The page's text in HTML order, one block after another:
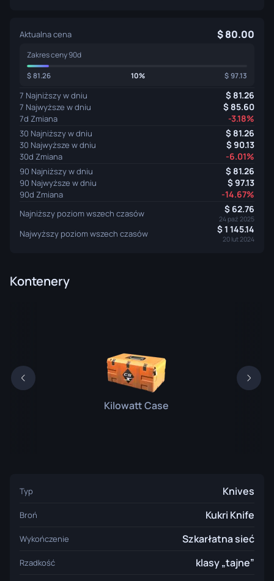
Aktualna cena 80.00
Zakres ceny 90d
81.26 10% 97.13
7 Najniższy w dniu 81.26
7 Najwyższe w dniu 85.60
7d Zmiana -3.18%
30 Najniższy w dniu 81.26
30 Najwyższe w dniu 90.13
30d Zmiana -6.01%
90 Najniższy w dniu 81.26
90 Najwyższe w dniu 97.13
90d Zmiana -14.67%
Najniższy poziom wszech czasów 62.76
24 paź 2025
Najwyższy poziom wszech czasów 1 145.14
20 lut 2024
Kontenery
Kilowatt Case
Typ Knives
Broń Kukri Knife
Wykończenie Szkarłatna sieć
Rzadkość
klasy „tajne”